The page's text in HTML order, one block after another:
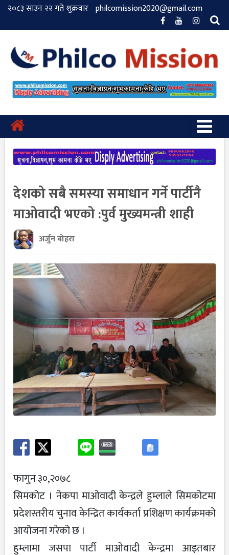
२०८३ साउन २२ गते शुक्रवार philcomission2020@gmail.com
देशको सबै समस्या समाधान गर्ने पार्टीनै
माओवादी भएको :पुर्व मुख्यमन्त्री शाही
अर्जुन बोहरा
फागुन ३०,२०७८
सिमकोट । नेकपा माओवादी केन्द्रले हुम्लाले सिमकोटमा
प्रदेशस्तरीय चुनाव केन्द्रित कार्यकर्ता प्रशिक्षण कार्यक्रमको
आयोजना गरेको छ ।
हुम्लामा जसपा पार्टी माओवादी केन्द्रमा आइतबार